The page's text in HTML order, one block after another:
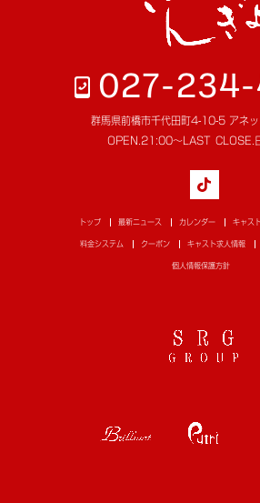
027-
群馬県前橋市千代田町4-10-5 アネ
OPEN. 21:00～LAST CLOSE.
トップ 最新ニュース カレンダー キャス
料金システム クーポン キャスト求人情報
個人情報保護方針